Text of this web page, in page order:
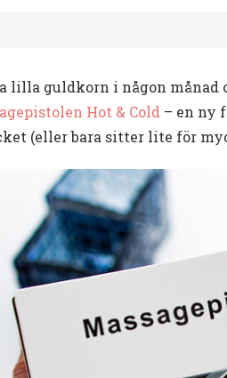
lilla guldkorn i någon
Hot & Cold – en ny
(eller bara sitter lite för